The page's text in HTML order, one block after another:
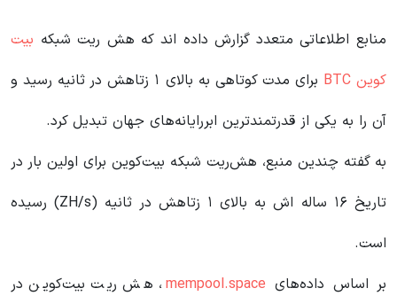
منابع اطلاعاتی متعدد گزارش داده اند که هش ریت شبکه بیت‌
کوین BTC
برای مدت کوتاهی به بالای ۱ زتاهش در ثانیه رسید و
آن را به یکی از قدرتمندترین ابررایانه‌های جهان تبدیل کرد.
به گفته چندین منبع، هش‌ریت شبکه بیت‌کوین برای اولین بار در
تاریخ ۱۶ ساله اش به بالای ۱ زتاهش در ثانیه (ZH/s) رسیده
است.
بر اساس داده‌های
، هش ریت بیت‌کوین در